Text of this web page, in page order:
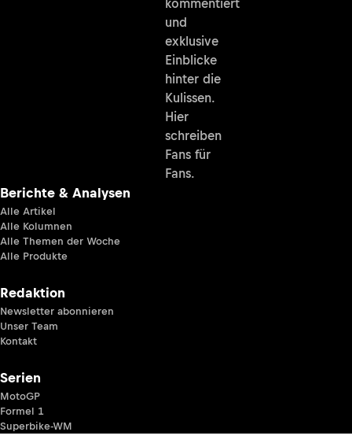
kommentiert
und
exklusive
Einblicke
hinter die
Kulissen.
Hier
schreiben
Fans für
Fans.
Berichte & Analysen
Alle Artikel
Alle Kolumnen
Alle Themen der Woche
Alle Produkte
Redaktion
Newsletter abonnieren
Unser Team
Kontakt
Serien
MotoGP
Formel 1
Superbike-WM